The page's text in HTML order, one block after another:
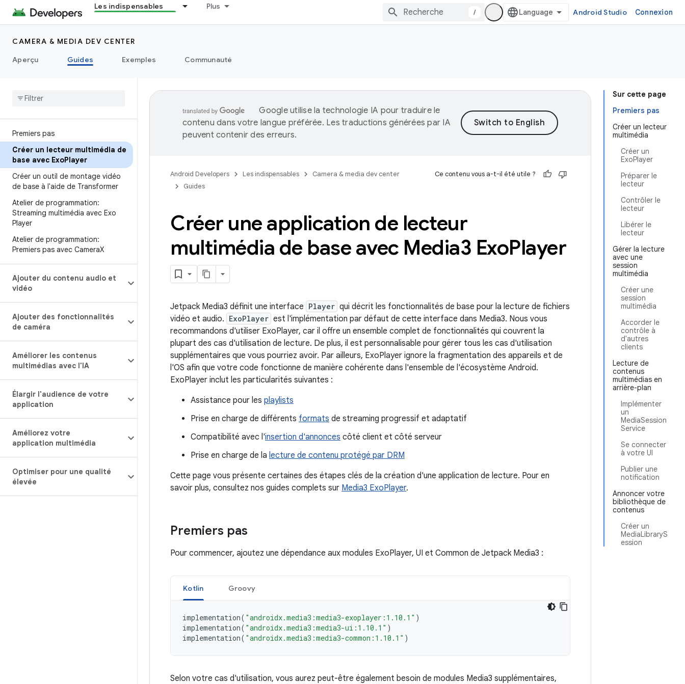
Les indispensables Plus
/ Android Studio Connexion
CAMERA & MEDIA DEV CENTER
Aperçu
Guides Exemples Communauté
Premiers pas
Créer un lecteur multimédia de
base avec ExoPlayer
Créer un outil de montage vidéo
de base à l'aide de Transformer
Atelier de programmation:
Streaming multimédia avec Exo
Player
Atelier de programmation:
Premiers pas avec CameraX
Ajouter du contenu audio et
vidéo
Ajouter des fonctionnalités
de caméra
Améliorer les contenus
multimédias avec l'IA
Élargir l'audience de votre
application
Améliorez votre
application multimédia
Optimiser pour une qualité
élevée
Sur cette page
Premiers pas
Créer un lecteur
multimédia
Créer un
ExoPlayer
Préparer le
lecteur
Contrôler le
lecteur
Libérer le
lecteur
Gérer la lecture
avec une
session
multimédia
Créer une
session
multimédia
Accorder le
contrôle à
d'autres
clients
Lecture de
contenus
multimédias en
arrière-plan
Implémenter
un
MediaSession
Service
Se connecter
à votre UI
Publier une
notification
Annoncer votre
bibliothèque de
contenus
Créer un
MediaLibraryS
ession
Google utilise la technologie IA pour traduire le
contenu dans votre langue préférée. Les traductions générées par IA
peuvent contenir des erreurs.
Android Developers Les indispensables
Camera & media dev center
Guides
Ce contenu vous a-t-il été utile ?
Créer une application de lecteur
multimédia de base avec Media3 ExoPlayer
Jetpack Media3 définit une interface Player qui décrit les fonctionnalités de base pour la lecture de fichiers
vidéo et audio. ExoPlayer est l'implémentation par défaut de cette interface dans Media3. Nous vous
recommandons d'utiliser ExoPlayer, car il offre un ensemble complet de fonctionnalités qui couvrent la
plupart des cas d'utilisation de lecture. De plus, il est personnalisable pour gérer tous les cas d'utilisation
supplémentaires que vous pourriez avoir. Par ailleurs, ExoPlayer ignore la fragmentation des appareils et de
l'OS afin que votre code fonctionne de manière cohérente dans l'ensemble de l'écosystème Android.
ExoPlayer inclut les particularités suivantes :
Assistance pour les playlists
Prise en charge de différents formats de streaming progressif et adaptatif
Compatibilité avec l'insertion d'annonces côté client et côté serveur
Prise en charge de la lecture de contenu protégé par DRM
Cette page vous présente certaines des étapes clés de la création d'une application de lecture. Pour en
savoir plus, consultez nos guides complets sur Media3 ExoPlayer.
Premiers pas
Pour commencer, ajoutez une dépendance aux modules ExoPlayer, UI et Common de Jetpack Media3 :
Kotlin Groovy
implementation( "androidx.media3:media3-exoplayer:1.10.1" )
implementation( "androidx.media3:media3-ui:1.10.1" )
implementation( "androidx.media3:media3-common:1.10.1" )
Selon votre cas d'utilisation, vous aurez peut-être également besoin de modules Media3 supplémentaires,